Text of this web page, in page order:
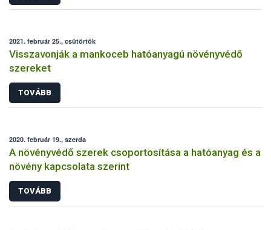
2021. február 25., csütörtök
Visszavonják a mankoceb hatóanyagú növényvédő
szereket
TOVÁBB
2020. február 19., szerda
A növényvédő szerek csoportosítása a hatóanyag és a
növény kapcsolata szerint
TOVÁBB